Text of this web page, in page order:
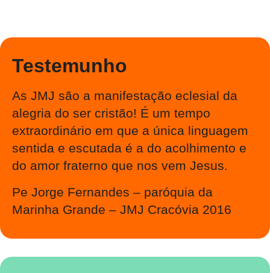
Testemunho
As JMJ são a manifestação eclesial da
alegria do ser cristão! É um tempo
extraordinário em que a única linguagem
sentida e escutada é a do acolhimento e
do amor fraterno que nos vem Jesus.
Pe Jorge Fernandes – paróquia da
Marinha Grande – JMJ Cracóvia 2016